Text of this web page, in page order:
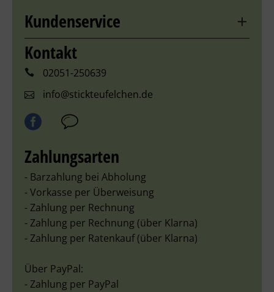
Kundenservice
Kontakt
02051-250639
info@stickteufelchen.de
Zahlungsarten
- Barzahlung bei Abholung
- Vorkasse per Überweisung
- Zahlung per Rechnung
- Zahlung per Rechnung (über Klarna)
- Zahlung per Ratenkauf (über Klarna)
Über PayPal:
- Zahlung per PayPal